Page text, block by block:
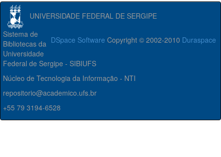
UNIVERSIDADE FEDERAL DE SERGIPE
DSpace Software Copyright © 2002-2010 Duraspace
Sistema de
Bibliotecas da
Universidade
Federal de Sergipe - SIBIUFS
Núcleo de Tecnologia da Informação - NTI
repositorio@academico.ufs.br
+55 79 3194-6528